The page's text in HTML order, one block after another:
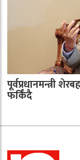
पूर्वप्रधानमन्त्री
फर्किँदै